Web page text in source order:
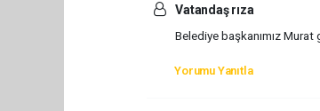
Vatandaş rıza
Belediye başkanımız
Yorumu Yanıtla